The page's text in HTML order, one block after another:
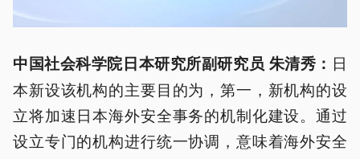
中国社会科学院日本研究所副研究员 朱清秀： 日
本新设该机构的主要目的为，第一，新机构的设
立将加速日本海外安全事务的机制化建设。通过
设立专门的机构进行统一协调，意味着海外安全